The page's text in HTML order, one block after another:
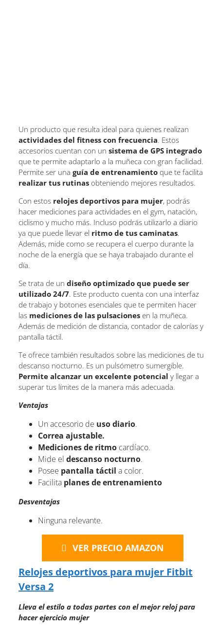
Un producto que resulta ideal para quienes realizan
actividades del fitness con frecuencia. Estos
accesorios cuentan con un sistema de GPS integrado
que te permite adaptarlo a la muñeca con gran facilidad.
Permite ser una guía de entrenamientoque te facilita
realizar tus rutinasobteniendo mejores resultados.
Con estos relojes deportivos para mujer, podrás
hacer mediciones para actividades en el gym, natación,
ciclismo y mucho más. Incluso podrás utilizarlo a diario
ya que puede llevar el ritmo de tus caminatas.
Además, mide como se recupera el cuerpo durante la
noche de la energía que se haya trabajado durante el
día.
Se trata de un diseño optimizado que puede ser
utilizado 24/7. Este producto cuenta con una interfaz
de trabajo y botones esenciales que te permiten hacer
las mediciones de las pulsacionesen la muñeca.
Además de medición de distancia, contador de calorías y
pantalla táctil.
Te ofrece también resultados sobre las mediciones de tu
descanso nocturno. Es un pulsómetro sumergible.
Permite alcanzar un excelente potencial y llegar a
superar tus límites de la manera más adecuada.
Ventajas
Un accesorio de uso diario.
Correa ajustable.
Mediciones de ritmocardíaco.
Mide el descanso nocturno.
Posee pantalla táctil a color.
Facilita planes de entrenamiento
Desventajas
Ninguna relevante.
VER PRECIO AMAZON
Relojes deportivos para mujer Fitbit
Versa 2
Lleva el estilo a todas partes con el mejor reloj para
hacer ejercicio mujer